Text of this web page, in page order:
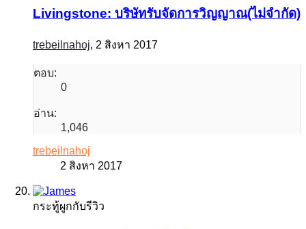
Livingstone: บริษัทรับจัดการวิญญาณ(ไม่จำกัด)
trebeilnahoj, 2 สิงหา 2017
ตอบ:
0
อ่าน:
1,046
trebeilnahoj
2 สิงหา 2017
กระทู้ผูกกับรีวิว